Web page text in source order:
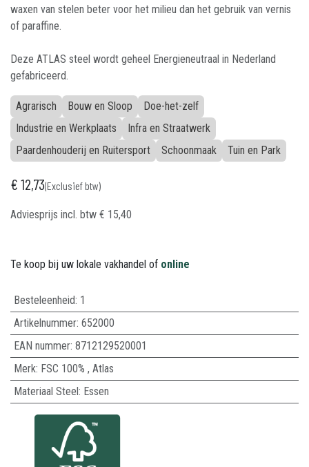
waxen van stelen beter voor het milieu dan het gebruik van vernis
of paraffine.
Deze ATLAS steel wordt geheel Energieneutraal in Nederland
gefabriceerd.
Agrarisch Bouw en Sloop
Doe-het-zelf
Industrie en Werkplaats
Infra en Straatwerk
Paardenhouderij en Ruitersport
Schoonmaak Tuin en Park
€12,73(Exclusief btw)
Adviesprijs incl. btw € 15,40
Te koop bij uw lokale vakhandel of online
Besteleenheid: 1
Artikelnummer: 652000
EAN nummer: 8712129520001
Merk: FSC 100% , Atlas
Materiaal Steel: Essen